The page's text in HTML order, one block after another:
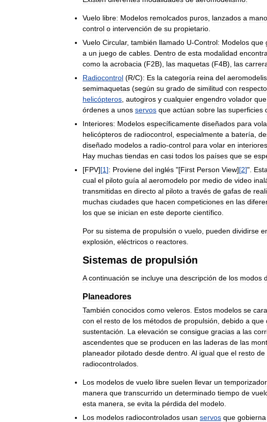
Vuelo libre: Modelos remolcados puros lanzados a mano
control o intervención de su propietario
Vuelo Circular, también llamado U-Control: Modelos que
a un juego de cables Dentro de esta modalidad
como la acrobacia (F2B), las maquetas (F4B), las
Radiocontrol (R/C): Es la categoría reina del
semimaquetas (según su grado de similitud con respecto
helicópteros autogiros y cualquier engendro volador que
órdenes a unos servos que actúan sobre las superficies
Interiores: Modelos específicamente diseñados para
helicópteros de radiocontrol especialmente a batería
diseñado modelos a radio-control para volar en interiores
Hay muchas tiendas en casi todos los países que se
[FPV][1]: Proviene del inglés "[First Person View][2]". Esta
cual el piloto guía al aeromodelo por medio de video
transmitidas en directo al piloto a través de gafas de
muchas ciudades que hacen competiciones en las
los que se inician en este deporte científico
Por su sistema de propulsión o vuelo pueden dividirse
explosión eléctricos o reactores
Sistemas de propulsión
A continuación se incluye una descripción de los modos
Planeadores
También conocidos como veleros Estos modelos se
con el resto de los métodos de propulsión debido a que
sustentación
La elevación se consigue gracias a las
ascendentes que se producen en las laderas de las
planeador pilotado desde dentro Al igual que el resto de
radiocontrolados
Los modelos de vuelo libre suelen llevar un temporizador
manera que transcurrido un determinado tiempo de
esta manera se evita la pérdida del modelo
Los modelos radiocontrolados usan servos que gobierna